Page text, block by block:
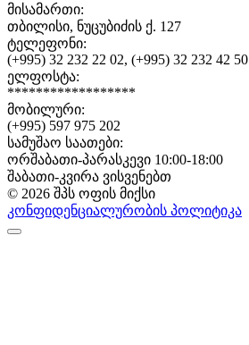
მისამართი:
თბილისი, ნუცუბიძის ქ. 127
ტელეფონი:
(+995) 32 232 22 02, (+995) 32 232 42 50
ელფოსტა:
******************
მობილური:
(+995) 597 975 202
სამუშაო საათები:
ორშაბათი-პარასკევი 10:00-18:00
შაბათი-კვირა ვისვენებთ
© 2026 შპს ოფის მიქსი
კონფიდენციალურობის პოლიტიკა